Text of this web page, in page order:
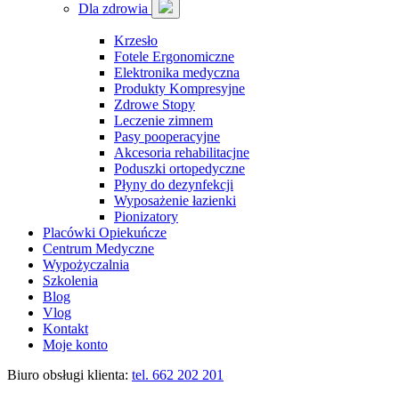
Dla zdrowia
Krzesło
Fotele Ergonomiczne
Elektronika medyczna
Produkty Kompresyjne
Zdrowe Stopy
Leczenie zimnem
Pasy pooperacyjne
Akcesoria rehabilitacjne
Poduszki ortopedyczne
Płyny do dezynfekcji
Wyposażenie łazienki
Pionizatory
Placówki Opiekuńcze
Centrum Medyczne
Wypożyczalnia
Szkolenia
Blog
Vlog
Kontakt
Moje konto
Biuro obsługi klienta: tel. 662 202 201